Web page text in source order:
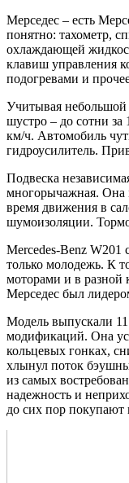
Мерседес – есть
понятно: тахометр,
охлаждающей
клавиш управления
подогревами и
Учитывая небольшой
шустро – до сотни за
км/ч. Автомобиль
гидроусилитель.
Подвеска
многорычажная. Она
время движения в
шумоизоляции.
Mercedes-Benz W201
только молодежь. К
моторами и в разной
Мерседес был
Модель выпускали
модификаций. Она
кольцевых гонках,
хлынул поток
из самых
надежность и
до сих пор